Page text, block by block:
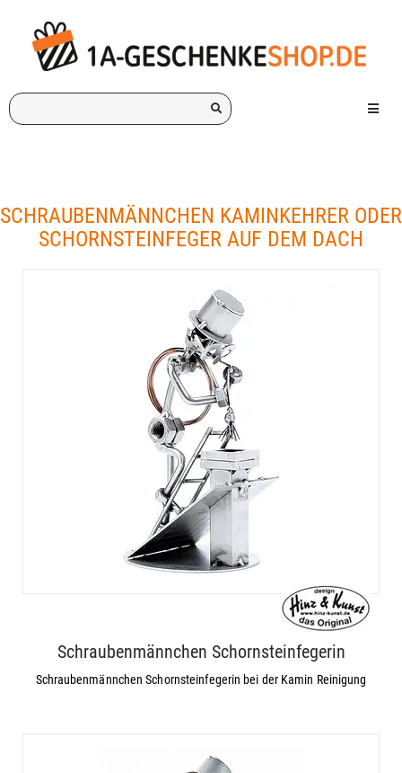
Ich
suche
Menü
SCHRAUBENMÄNNCHEN KAMINKEHRER ODER
SCHORNSTEINFEGER AUF DEM DACH
Schraubenmännchen Schornsteinfegerin
Schraubenmännchen Schornsteinfegerin bei der Kamin Reinigung